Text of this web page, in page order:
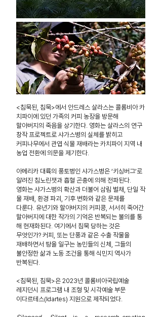
<침묵된, 침묵>에서 안드레스 살라스는 콜롬비아 카
치파이에 있던 가족의 커피 농장을 방문해
할아버지의 죽음을 상기한다. 영화는 살라스의 연구
창작 프로젝트로 샤가스병의 실체를 밝히고
커피나무에서 관엽 식물 재배라는 카치파이 지역 내
농업 전환에 의문을 제기한다.
아메리카 대륙의 풍토병인 샤가스병은 ‘키싱버그’로
알려진 침노린잿과 흡혈 곤충에 의해 전파된다.
영화는 샤가스병의 확산과 더불어 삼림 벌채, 단일 작
물 재배, 환경 파괴, 기후 변화와 같은 문제를
다룬다. 유년기와 할아버지의 커피콩, 서서히 죽어간
할아버지에 대한 작가의 기억은 반복되는 불의를 통
해 현재화된다. 여기에서 침묵 당하는 것은
무엇인가? 커피, 또는 단풍과 같은 수출 작물을
재배하면서 땅을 일구는 농민들의 신체, 그들의
불안정한 삶과 노동 조건을 통해 식민지 역사가
반복된다.
<침묵된, 침묵>은 2023년 콜롬비아국립예술
레지던시 프로그램 내 조형 및 시각예술 부문
이다르테스(Idartes) 지원으로 제작되었다.